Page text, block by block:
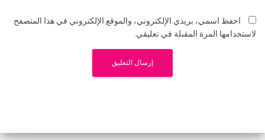
احفظ اسمي، بريدي الإلكتروني، والموقع الإلكتروني في هذا المتصفح
لاستخدامها المرة المقبلة في تعليقي.